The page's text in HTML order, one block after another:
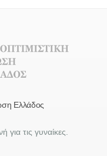
Ελλάδος
τις γυναίκες.